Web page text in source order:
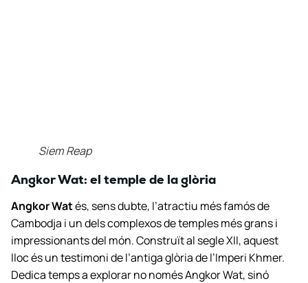
Siem Reap
Angkor Wat: el temple de la glòria
Angkor Watés, sens dubte, l’atractiu més famós de
Cambodja i un dels complexos de temples més grans i
impressionants del món. Construït al segle XII, aquest
lloc és un testimoni de l’antiga glòria de l’Imperi Khmer.
Dedica temps a explorar no només Angkor Wat, sinó